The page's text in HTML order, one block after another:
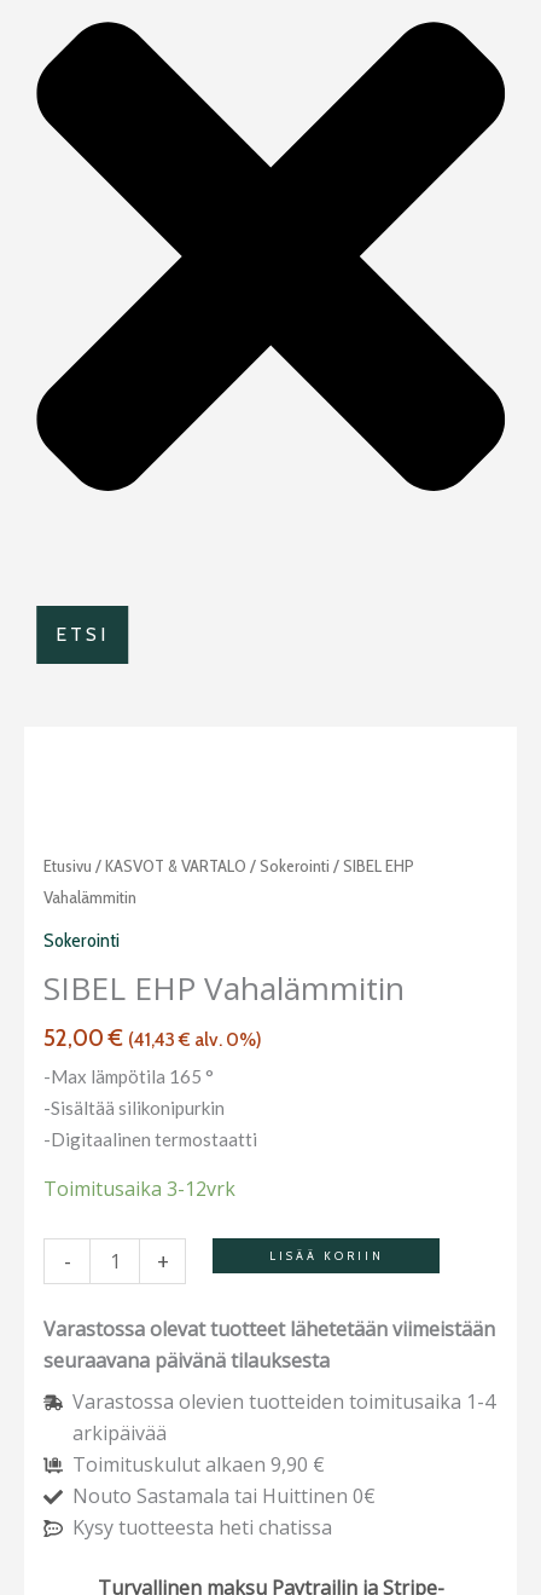
Etusivu /KASVOT & VARTALO /Sokerointi / SIBEL EHP
Vahalämmitin
Sokerointi
SIBEL EHP Vahalämmitin
52,00€ (41,43€ alv. 0%)
-Max lämpötila 165 °
-Sisältää silikonipurkin
-Digitaalinen termostaatti
Toimitusaika 3-12vrk
-
SIBEL
EHP
vahalämmitin
+ LISÄÄ KORIIN
Varastossa olevat tuotteet lähetetään viimeistään
seuraavana päivänä tilauksesta
Varastossa olevien tuotteiden toimitusaika 1-4
arkipäivää
Toimituskulut alkaen 9,90 €
Nouto Sastamala tai Huittinen 0€
Kysy tuotteesta heti chatissa
Turvallinen maksu Paytrailin ja Stripe-
ETSI